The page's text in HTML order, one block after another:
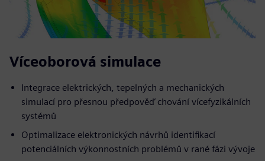
Víceoborová simulace
Integrace elektrických, tepelných a mechanických
simulací pro přesnou předpověď chování vícefyzikálních
systémů
Optimalizace elektronických návrhů identifikací
potenciálních výkonnostních problémů v rané fázi vývoje